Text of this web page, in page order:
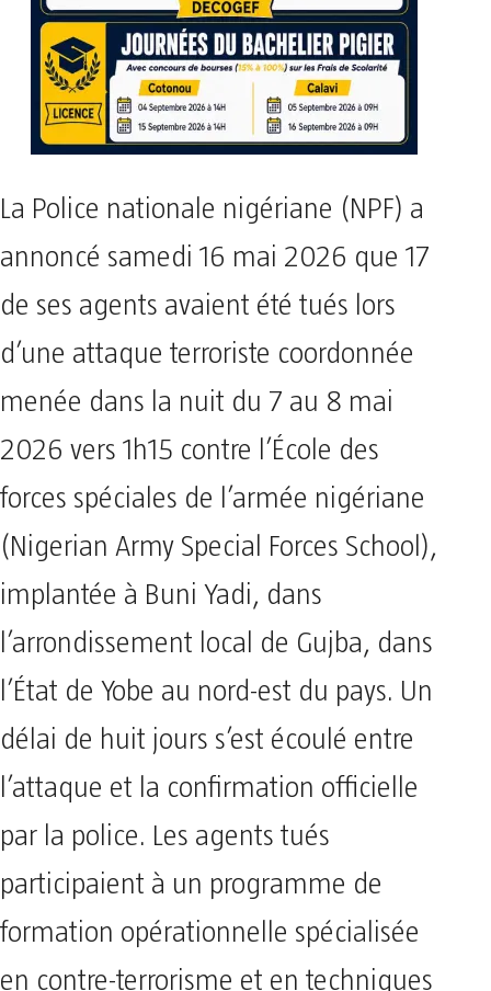
La Police nationale nigériane (NPF) a
annoncé samedi 16 mai 2026 que 17
de ses agents avaient été tués lors
d’une attaque terroriste coordonnée
menée dans la nuit du 7 au 8 mai
2026 vers 1h15 contre l’École des
forces spéciales de l’armée nigériane
(Nigerian Army Special Forces School),
implantée à Buni Yadi, dans
l’arrondissement local de Gujba, dans
l’État de Yobe au nord-est du pays. Un
délai de huit jours s’est écoulé entre
l’attaque et la confirmation officielle
par la police. Les agents tués
participaient à un programme de
formation opérationnelle spécialisée
en contre-terrorisme et en techniques